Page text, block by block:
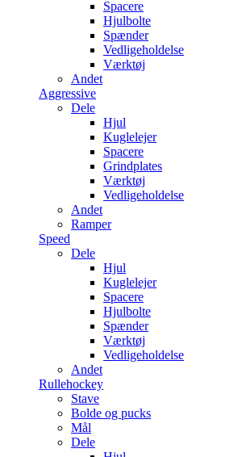
Spacere
Hjulbolte
Spænder
Vedligeholdelse
Værktøj
Andet
Aggressive
Dele
Hjul
Kuglelejer
Spacere
Grindplates
Værktøj
Vedligeholdelse
Andet
Ramper
Speed
Dele
Hjul
Kuglelejer
Spacere
Hjulbolte
Spænder
Værktøj
Vedligeholdelse
Andet
Rullehockey
Stave
Bolde og pucks
Mål
Dele